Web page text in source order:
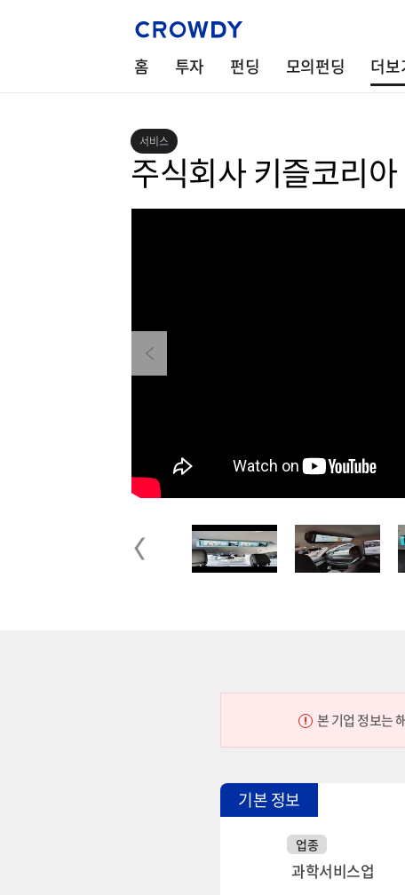
홈 투자 펀딩 모의펀딩 더보
서비스
주식회사 키즐코리아
Previous
Previous
본 기업 정보는
기본 정보
업종
과학서비스업